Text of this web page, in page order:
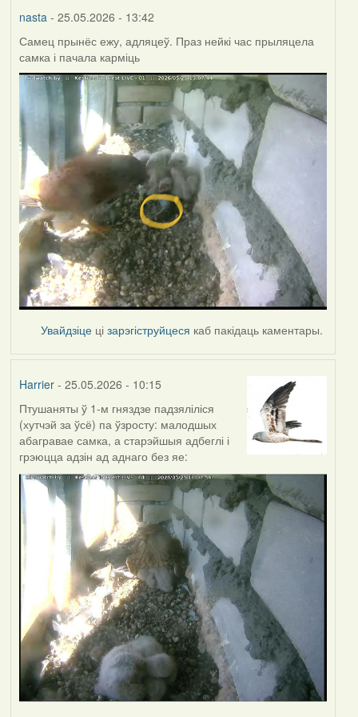
nasta- 25.05.2026 - 13:42
Самец прынёс ежу, адляцеў. Праз нейкі час прыляцела
самка і пачала карміць
Увайдзіце цізарэгіструйцеся каб пакідаць каментары.
Harrier- 25.05.2026 - 10:15
Птушаняты ў 1-м гняздзе падзяліліся
(хутчэй за ўсё) па ўзросту: малодшых
абагравае самка, а старэйшыя адбеглі і
грэюцца адзін ад аднаго без яе: